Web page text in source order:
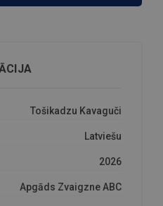
Tošikadzu Kavaguči
Latviešu
2026
Apgāds Zvaigzne ABC